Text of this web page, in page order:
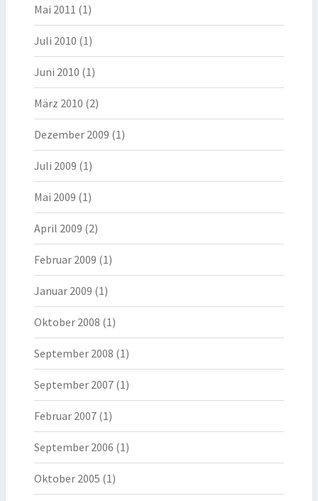
Mai 2011 (1)
Juli 2010 (1)
Juni 2010 (1)
März 2010 (2)
Dezember 2009 (1)
Juli 2009 (1)
Mai 2009 (1)
April 2009 (2)
Februar 2009 (1)
Januar 2009 (1)
Oktober 2008 (1)
September 2008 (1)
September 2007 (1)
Februar 2007 (1)
September 2006 (1)
Oktober 2005 (1)